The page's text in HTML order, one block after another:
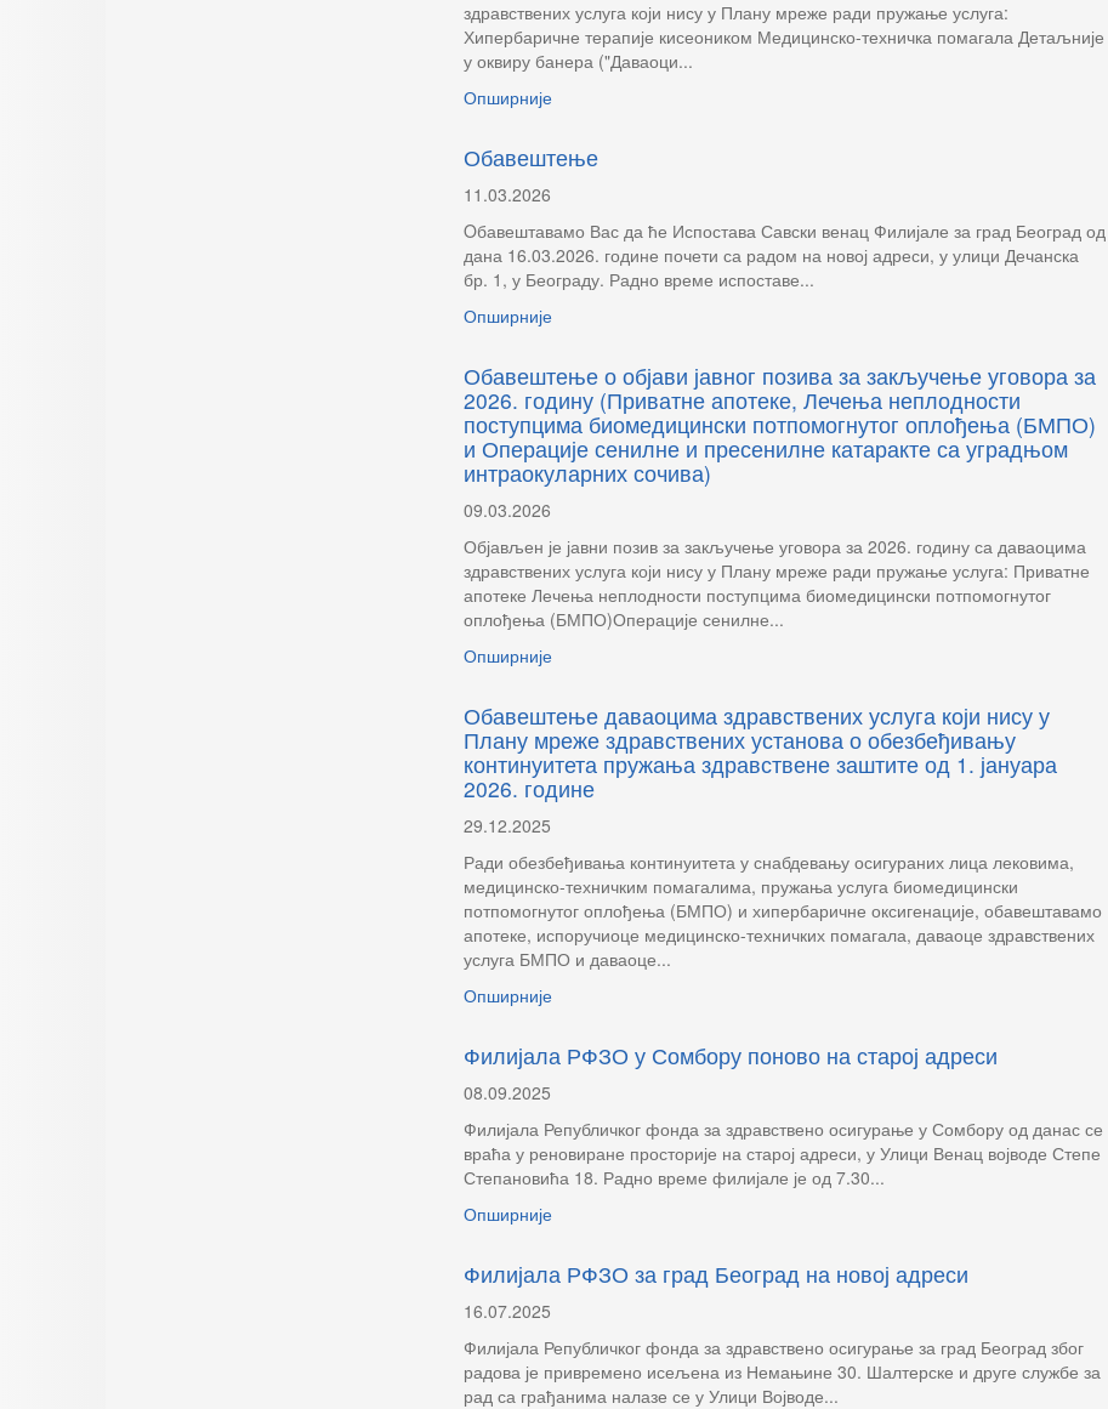
здравствених услуга који нису у Плану мреже ради пружање услуга:
Хипербаричне терапије кисеоником Медицинско-техничка помагала Детаљније
у оквиру банера ("Даваоци...
Опширније
Обавештење
11.03.2026
Oбавештавамо Вас да ће Испостава Савски венац Филијале за град Београд од
дана 16.03.2026. године почети са радом на новој адреси, у улици Дечанска
бр. 1, у Београду. Радно време испоставе...
Опширније
Обавештење о објави јавног позива за закључење уговора за
2026. годину (Приватне апотеке, Лечења неплодности
поступцима биомедицински потпомогнутог оплођења (БМПО)
и Операције сенилне и пресенилне катаракте са уградњом
интраокуларних сочива)
09.03.2026
Објављен је јавни позив за закључење уговора за 2026. годину са даваоцима
здравствених услуга који нису у Плану мреже ради пружање услуга: Приватне
апотеке Лечења неплодности поступцима биомедицински потпомогнутог
оплођења (БМПО)Операције сенилне...
Опширније
Обавештење даваоцима здравствених услуга који нису у
Плану мреже здравствених установа о обезбеђивању
континуитета пружања здравствене заштите од 1. јануара
2026. године
29.12.2025
Ради обезбеђивања континуитета у снабдевању осигураних лица лековима,
медицинско-техничким помагалима, пружања услуга биомедицински
потпомогнутог оплођења (БМПО) и хипербаричне оксигенације, обавештавамо
апотеке, испоручиоце медицинско-техничких помагала, даваоце здравствених
услуга БМПО и даваоце...
Опширније
Филијала РФЗО у Сомбору поново на старој адреси
08.09.2025
Филијала Републичког фонда за здравствено осигурање у Сомбору од данас се
враћа у реновиране просторије на старој адреси, у Улици Венац војводе Степе
Степановића 18. Радно време филијале је од 7.30...
Опширније
Филијала РФЗО за град Београд на новој адреси
16.07.2025
Филијала Републичког фонда за здравствено осигурање за град Београд због
радова је привремено исељена из Немањине 30. Шалтерске и друге службе за
рад са грађанима налазе се у Улици Војводе...